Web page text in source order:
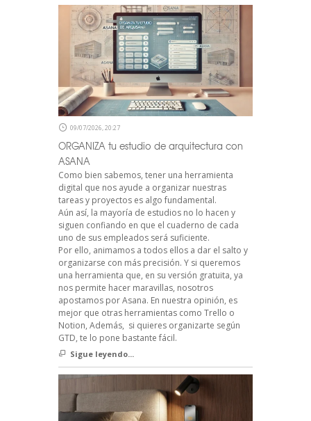
09/07/2026, 20:27
ORGANIZA tu estudio de arquitectura con
ASANA
Como bien sabemos, tener una herramienta
digital que nos ayude a organizar nuestras
tareas y proyectos es algo fundamental.
Aún así, la mayoría de estudios no lo hacen y
siguen confiando en que el cuaderno de cada
uno de sus empleados será suficiente.
Por ello, animamos a todos ellos a dar el salto y
organizarse con más precisión. Y si queremos
una herramienta que, en su versión gratuita, ya
nos permite hacer maravillas, nosotros
apostamos por Asana. En nuestra opinión, es
mejor que otras herramientas como Trello o
Notion, Además, si quieres organizarte según
GTD, te lo pone bastante fácil.
Sigue leyendo...